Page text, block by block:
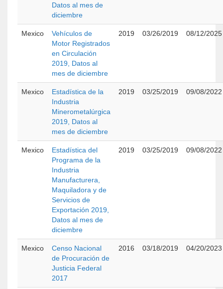
Datos al mes de
diciembre
Mexico
Vehículos de
Motor Registrados
en Circulación
2019, Datos al
mes de diciembre
2019 03/26/2019 08/12/2025
Mexico
Estadística de la
Industria
Minerometalúrgica
2019, Datos al
mes de diciembre
2019 03/25/2019 09/08/2022
Mexico
Estadística del
Programa de la
Industria
Manufacturera,
Maquiladora y de
Servicios de
Exportación 2019,
Datos al mes de
diciembre
2019 03/25/2019 09/08/2022
Mexico
Censo Nacional
de Procuración de
Justicia Federal
2017
2016 03/18/2019 04/20/2023